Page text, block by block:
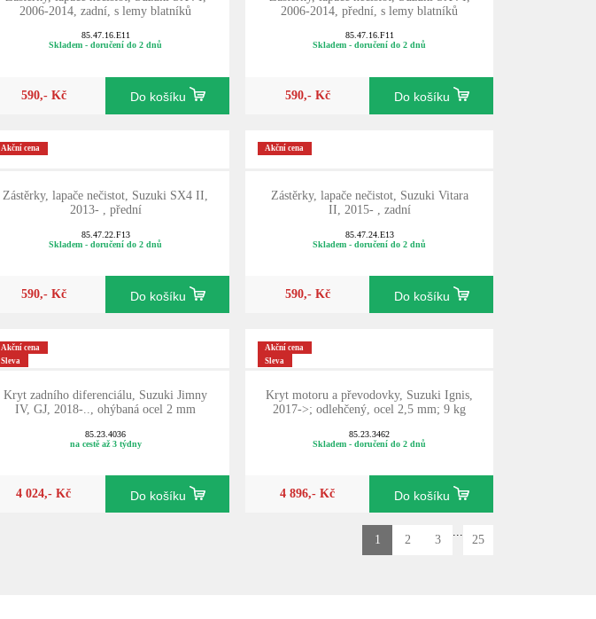
2006-2014, zadní, s lemy blatníků
85.47.16.E11
Skladem - doručení do 2 dnů
590,- Kč Do košíku
2006-2014, přední, s lemy blatníků
85.47.16.F11
Skladem - doručení do 2 dnů
590,- Kč Do košíku
Akční cena
Zástěrky, lapače nečistot, Suzuki SX4 II,
2013- , přední
85.47.22.F13
Skladem - doručení do 2 dnů
590,- Kč Do košíku
Akční cena
Zástěrky, lapače nečistot, Suzuki Vitara
II, 2015- , zadní
85.47.24.E13
Skladem - doručení do 2 dnů
590,- Kč Do košíku
Akční cena
Sleva
Kryt zadního diferenciálu, Suzuki Jimny
IV, GJ, 2018-.., ohýbaná ocel 2 mm
85.23.4036
na cestě až 3 týdny
4 024,- Kč Do košíku
Akční cena
Sleva
Kryt motoru a převodovky, Suzuki Ignis,
2017->; odlehčený, ocel 2,5 mm; 9 kg
85.23.3462
Skladem - doručení do 2 dnů
4 896,- Kč Do košíku
1 2 3 25